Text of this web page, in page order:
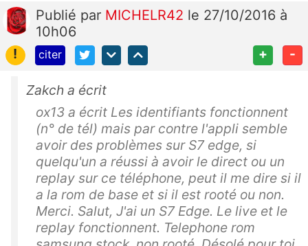
Publié par MICHELR42 le 27/10/2016 à
10h06
!
citer + -
Zakch a écrit
ox13 a écrit Les identifiants fonctionnent
(n° de tél) mais par contre l'appli semble
avoir des problèmes sur S7 edge, si
quelqu'un a réussi à avoir le direct ou un
replay sur ce téléphone, peut il me dire si il
a la rom de base et si il est rooté ou non.
Merci. Salut, J'ai un S7 Edge. Le live et le
replay fonctionnent. Telephone rom